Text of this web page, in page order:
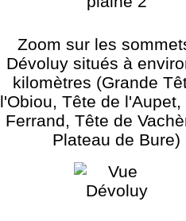
Zoom sur les
Dévoluy situés à
kilomètres (Grande
l'Obiou, Tête de l'Aupet,
Ferrand, Tête de
Plateau de Bure)